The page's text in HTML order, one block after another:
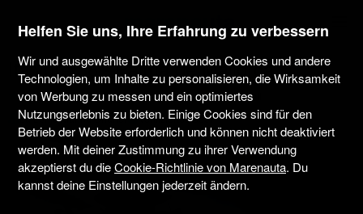
marenauta
Italyure 38 - Palma de Mallorca
4.4(3 über Charter) Nur ohne Skipper
Professionell
La Lonja Marina Charter
Verifiziertes Boot
Helfen Sie uns, Ihre Erfahrung zu verbessern
Wir und ausgewählte Dritte verwenden Cookies und andere
Technologien, um Inhalte zu personalisieren, die Wirksamkeit
von Werbung zu messen und ein optimiertes
Nutzungserlebnis zu bieten. Einige Cookies sind für den
Betrieb der Website erforderlich und können nicht deaktiviert
werden. Mit deiner Zustimmung zu ihrer Verwendung
akzeptierst du dieCookie-Richtlinie von Marenauta. Du
kannst deine Einstellungen jederzeit ändern.